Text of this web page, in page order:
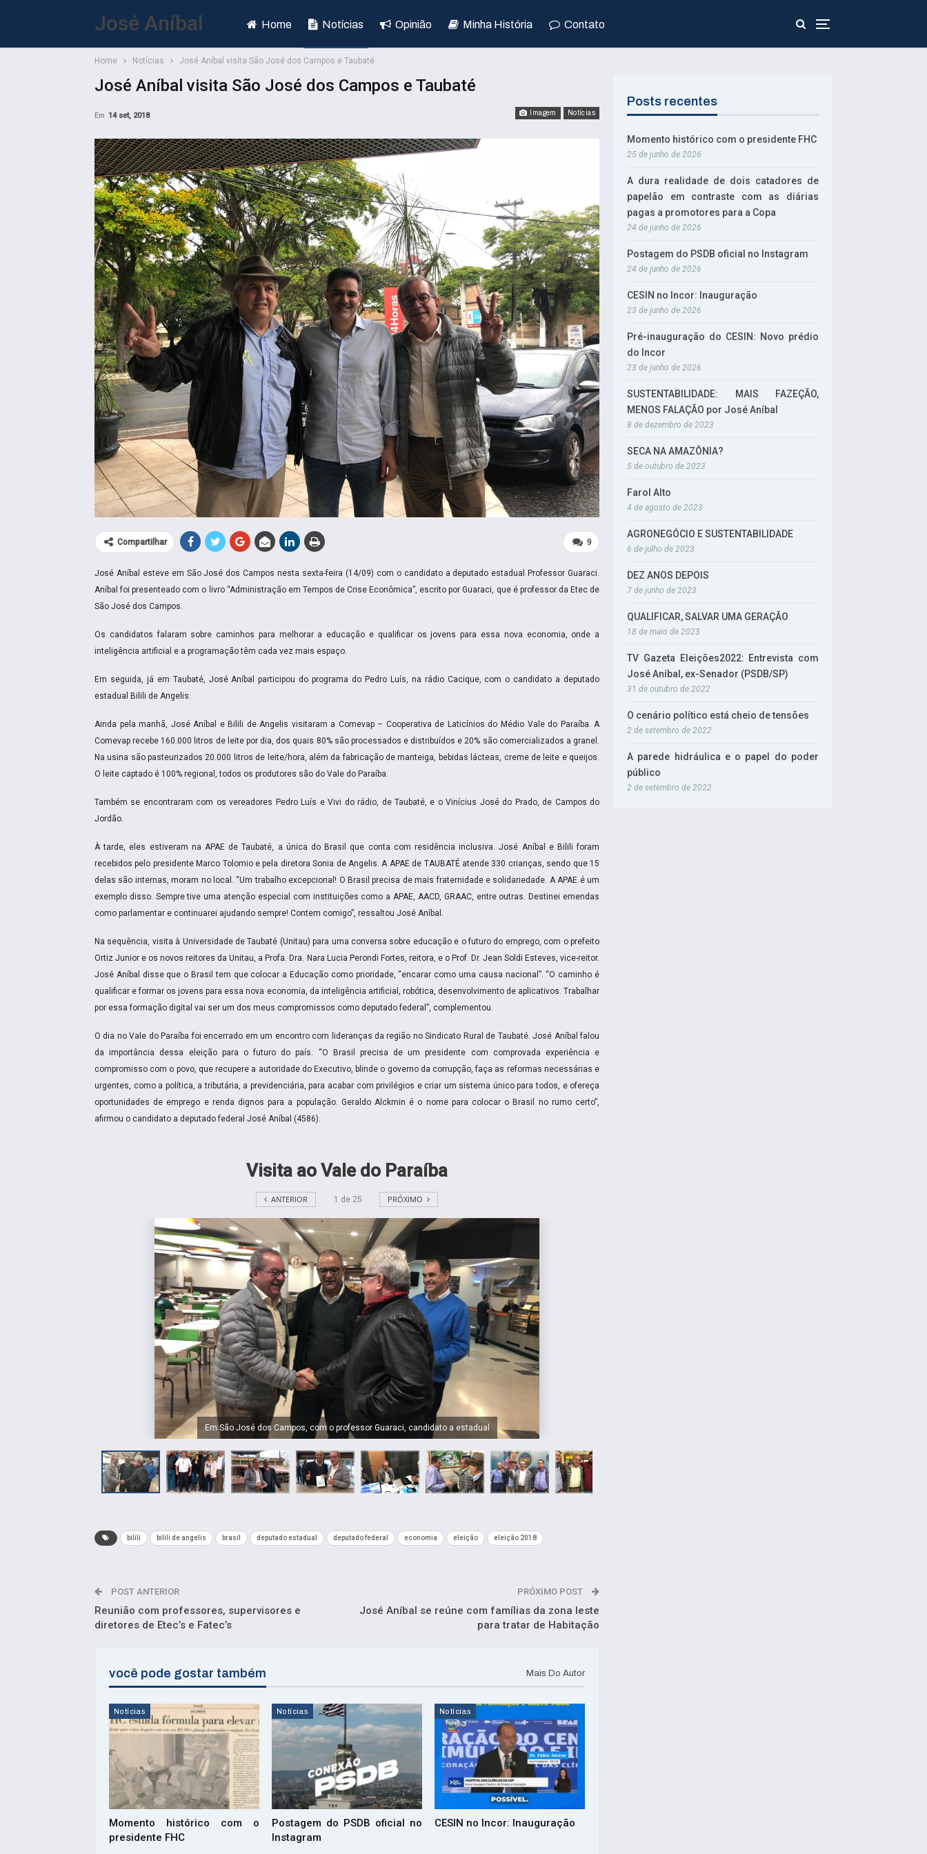
José Aníbal Home Notícias Opinião Minha História Contato
Home Notícias José Aníbal visita São José dos Campos e Taubaté
José Aníbal visita São José dos Campos e Taubaté
Imagem Notícias
Em 14 set, 2018
9
Compartilhar
José Aníbal esteve em São José dos Campos nesta sexta-feira (14/09) com o candidato a deputado estadual Professor Guaraci.
Aníbal foi presenteado com o livro “Administração em Tempos de Crise Econômica”, escrito por Guaraci, que é professor da Etec de
São José dos Campos.
Os candidatos falaram sobre caminhos para melhorar a educação e qualificar os jovens para essa nova economia, onde a
inteligência artificial e a programação têm cada vez mais espaço.
Em seguida, já em Taubaté, José Aníbal participou do programa do Pedro Luís, na rádio Cacique, com o candidato a deputado
estadual Bilili de Angelis.
Ainda pela manhã, José Aníbal e Bilili de Angelis visitaram a Comevap – Cooperativa de Laticínios do Médio Vale do Paraíba. A
Comevap recebe 160.000 litros de leite por dia, dos quais 80% são processados e distribuídos e 20% são comercializados a granel.
Na usina são pasteurizados 20.000 litros de leite/hora, além da fabricação de manteiga, bebidas lácteas, creme de leite e queijos.
O leite captado é 100% regional, todos os produtores são do Vale do Paraíba.
Também se encontraram com os vereadores Pedro Luís e Vivi do rádio, de Taubaté, e o Vinícius José do Prado, de Campos do
Jordão.
À tarde, eles estiveram na APAE de Taubaté, a única do Brasil que conta com residência inclusiva. José Aníbal e Bilili foram
recebidos pelo presidente Marco Tolomio e pela diretora Sonia de Angelis. A APAE de TAUBATÉ atende 330 crianças, sendo que 15
delas são internas, moram no local. “Um trabalho excepcional! O Brasil precisa de mais fraternidade e solidariedade. A APAE é um
exemplo disso. Sempre tive uma atenção especial com instituições como a APAE, AACD, GRAAC, entre outras. Destinei emendas
como parlamentar e continuarei ajudando sempre! Contem comigo”, ressaltou José Aníbal.
Na sequência, visita à Universidade de Taubaté (Unitau) para uma conversa sobre educação e o futuro do emprego, com o prefeito
Ortiz Junior e os novos reitores da Unitau, a Profa. Dra. Nara Lucia Perondi Fortes, reitora, e o Prof. Dr. Jean Soldi Esteves, vice-reitor.
José Aníbal disse que o Brasil tem que colocar a Educação como prioridade, “encarar como uma causa nacional”. “O caminho é
qualificar e formar os jovens para essa nova economia, da inteligência artificial, robótica, desenvolvimento de aplicativos. Trabalhar
por essa formação digital vai ser um dos meus compromissos como deputado federal”, complementou.
O dia no Vale do Paraíba foi encerrado em um encontro com lideranças da região no Sindicato Rural de Taubaté. José Aníbal falou
da importância dessa eleição para o futuro do país. “O Brasil precisa de um presidente com comprovada experiência e
compromisso com o povo, que recupere a autoridade do Executivo, blinde o governo da corrupção, faça as reformas necessárias e
urgentes, como a política, a tributária, a previdenciária, para acabar com privilégios e criar um sistema único para todos, e ofereça
oportunidades de emprego e renda dignos para a população. Geraldo Alckmin é o nome para colocar o Brasil no rumo certo”,
afirmou o candidato a deputado federal José Aníbal (4586).
Visita ao Vale do Paraíba
ANTERIOR 1 de 25 PRÓXIMO
Em São José dos Campos, com o professor Guaraci, candidato a estadual
bilili bilili de angelis brasil deputado estadual deputado federal economia eleição eleição 2018
POST ANTERIOR
Reunião com professores, supervisores e
diretores de Etec’s e Fatec’s
PRÓXIMO POST
José Aníbal se reúne com famílias da zona leste
para tratar de Habitação
você pode gostar também Mais Do Autor
Notícias
Momento histórico com o
presidente FHC
Notícias
Postagem do PSDB oficial no
Instagram
Notícias
CESIN no Incor: Inauguração
Posts recentes
Momento histórico com o presidente FHC
25 de junho de 2026
A dura realidade de dois catadores de
papelão em contraste com as diárias
pagas a promotores para a Copa
24 de junho de 2026
Postagem do PSDB oficial no Instagram
24 de junho de 2026
CESIN no Incor: Inauguração
23 de junho de 2026
Pré-inauguração do CESIN: Novo prédio
do Incor
23 de junho de 2026
SUSTENTABILIDADE: MAIS FAZEÇÃO,
MENOS FALAÇÃO por José Aníbal
8 de dezembro de 2023
SECA NA AMAZÔNIA?
5 de outubro de 2023
Farol Alto
4 de agosto de 2023
AGRONEGÓCIO E SUSTENTABILIDADE
6 de julho de 2023
DEZ ANOS DEPOIS
7 de junho de 2023
QUALIFICAR, SALVAR UMA GERAÇÃO
18 de maio de 2023
TV Gazeta Eleições2022: Entrevista com
José Aníbal, ex-Senador (PSDB/SP)
31 de outubro de 2022
O cenário político está cheio de tensões
2 de setembro de 2022
A parede hidráulica e o papel do poder
público
2 de setembro de 2022